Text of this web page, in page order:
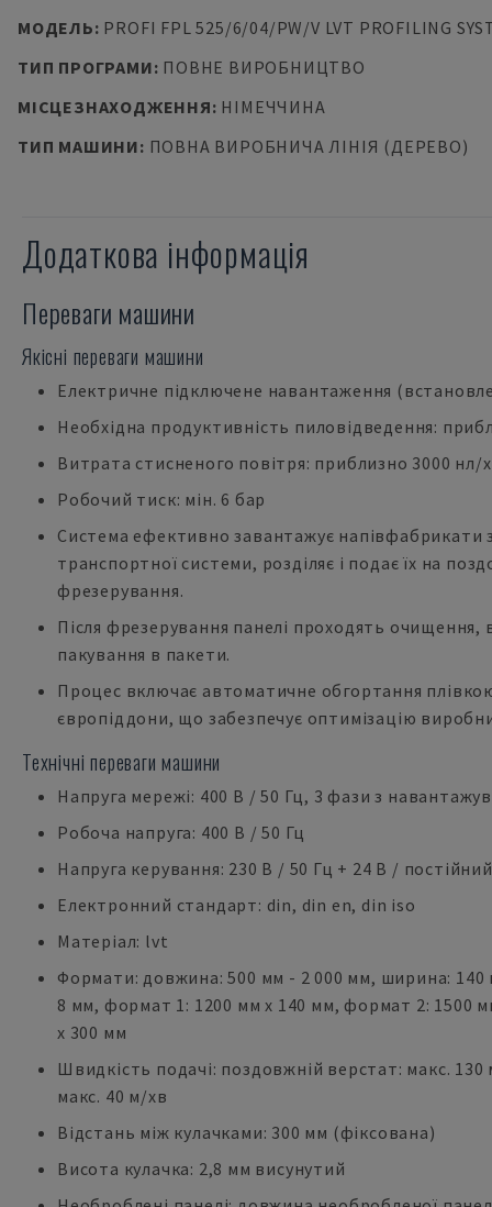
МОДЕЛЬ: PROFI FPL 525/6/04/PW/V LVT PROFILING
ТИП ПРОГРАМИ: ПОВНЕ ВИРОБНИЦТВО
МІСЦЕЗНАХОДЖЕННЯ: НІМЕЧЧИНА
ТИП МАШИНИ: ПОВНА ВИРОБНИЧА ЛІНІЯ (ДЕРЕВО)
Додаткова інформація
Переваги машини
Якісні переваги машини
Електричне підключене навантаження
Необхідна продуктивність пиловідведення:
Витрата стисненого повітря: приблизно 3000 нл/
Робочий тиск: мін. 6 бар
Система ефективно завантажує напівфабрикати
транспортної системи, розділяє і подає їх на
фрезерування.
Після фрезерування панелі проходять очищення,
пакування в пакети.
Процес включає автоматичне обгортання
європіддони, що забезпечує оптимізацію
Технічні переваги машини
Напруга мережі: 400 В / 50 Гц, 3 фази з
Робоча напруга: 400 В / 50 Гц
Напруга керування: 230 В / 50 Гц + 24 В /
Електронний стандарт: din, din en, din iso
Матеріал: lvt
Формати: довжина: 500 мм - 2 000 мм, ширина:
8 мм, формат 1: 1200 мм x 140 мм, формат 2: 1500
x 300 мм
Швидкість подачі: поздовжній верстат: макс.
макс. 40 м/хв
Відстань між кулачками: 300 мм (фіксована)
Висота кулачка: 2,8 мм висунутий